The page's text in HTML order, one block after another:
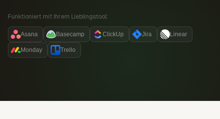
Funktioniert mit Ihrem Lieblingstool:
Asana Basecamp ClickUp Jira Linear
Monday Trello